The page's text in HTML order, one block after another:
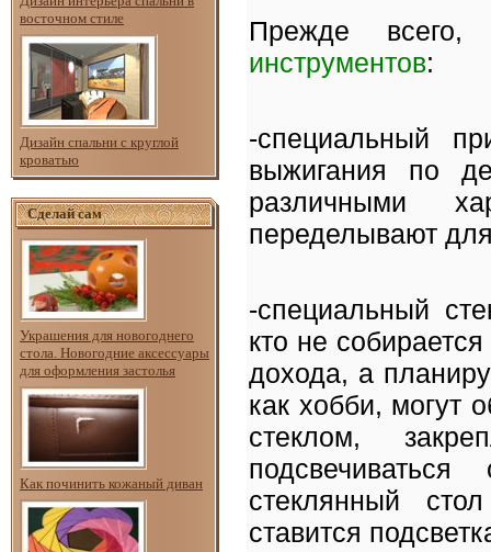
восточном стиле
Дизайн спальни с круглой
кроватью
Сделай сам
Украшения для новогоднего
стола. Новогодние аксессуары
для оформления застолья
Как починить кожаный диван
Прежде
инструментов:
-специальный
выжигания по
различными
переделывают
-специальный
кто не
дохода, а
как хобби, могут
стеклом,
стеклянный
ставится